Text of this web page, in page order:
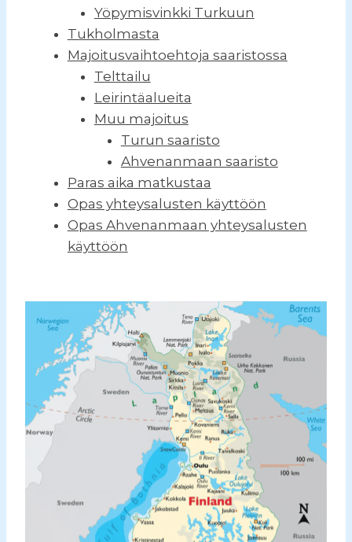
Yöpymisvinkki Turkuun
Tukholmasta
Majoitusvaihtoehtoja saaristossa
Telttailu
Leirintäalueita
Muu majoitus
Turun saaristo
Ahvenanmaan saaristo
Paras aika matkustaa
Opas yhteysalusten käyttöön
Opas Ahvenanmaan yhteysalusten
käyttöön